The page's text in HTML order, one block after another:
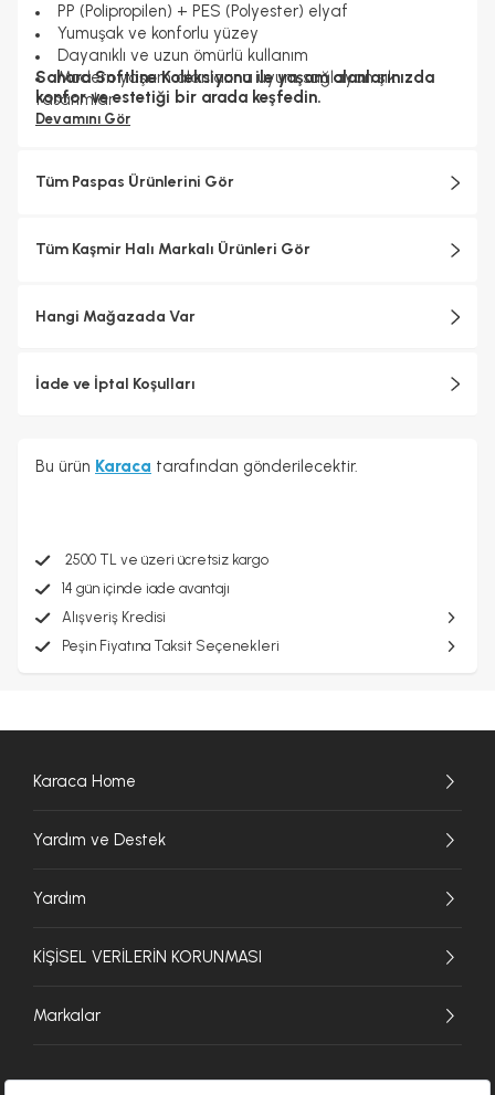
PP (Polipropilen) + PES (Polyester) elyaf
Yumuşak ve konforlu yüzey
Dayanıklı ve uzun ömürlü kullanım
Modern yaşam alanlarına uyum sağlayan şık
tasarımlar
Sahara Softline Koleksiyonu ile yaşam alanlarınızda
konfor ve estetiği bir arada keşfedin.
Devamını Gör
Tüm Paspas Ürünlerini Gör
Tüm Kaşmir Halı Markalı Ürünleri Gör
Hangi Mağazada Var
İade ve İptal Koşulları
Bu ürün Karaca tarafından gönderilecektir.
2500 TL ve üzeri ücretsiz kargo
14 gün içinde iade avantajı
Alışveriş Kredisi
Peşin Fiyatına Taksit Seçenekleri
Karaca Home
Yardım ve Destek
Yardım
KİŞİSEL VERİLERİN KORUNMASI
Markalar